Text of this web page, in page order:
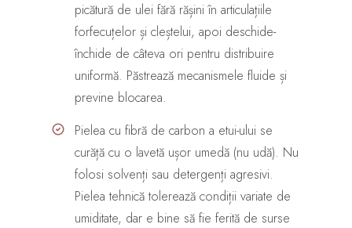
picătură de ulei fără rășini în articulațiile
forfecuțelor și cleștelui, apoi deschide-
închide de câteva ori pentru distribuire
uniformă. Păstrează mecanismele fluide și
previne blocarea.
Pielea cu fibră de carbon a etui-ului se
curăță cu o lavetă ușor umedă (nu udă). Nu
folosi solvenți sau detergenți agresivi.
Pielea tehnică tolerează condiții variate de
umiditate, dar e bine să fie ferită de surse